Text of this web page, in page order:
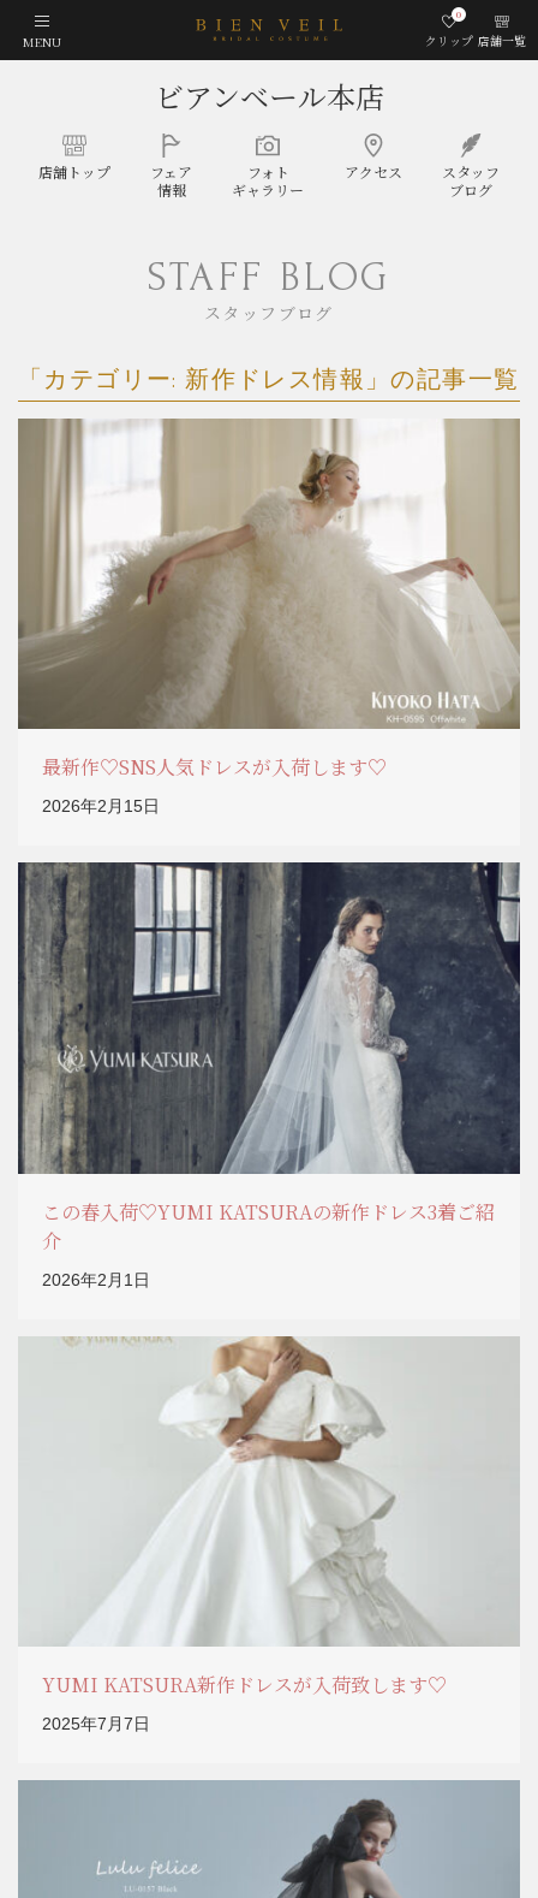
MENU クリップ
0
店舗一覧
ビアンベール本店
店舗トップ
フェア
情報
フォト
ギャラリー
アクセス
スタッフ
ブログ
STAFF BLOG
スタッフブログ
「カテゴリー: 新作ドレス情報 」の記事一覧
最新作♡SNS人気ドレスが入荷します♡
2026年2月15日
この春入荷♡YUMI KATSURAの新作ドレス3着ご紹
介
2026年2月1日
YUMI KATSURA新作ドレスが入荷致します♡
2025年7月7日